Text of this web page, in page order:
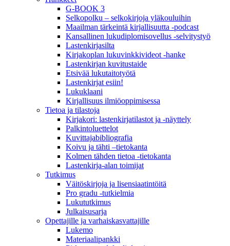
G-BOOK 3
Selkopolku – selkokirjoja yläkouluihin
Maailman tärkeintä kirjallisuutta -podcast
Kansallinen lukudiplomisovellus -selvitystyö
Lastenkirjasilta
Kirjakoplan lukuvinkkivideot -hanke
Lastenkirjan kuvitustaide
Etsivää lukutaitotyötä
Lastenkirjat esiin!
Lukuklaani
Kirjallisuus ilmiöoppimisessa
Tietoa ja tilastoja
Kirjakori: lastenkirjatilastot ja -näyttely
Palkintoluettelot
Kuvittaja­bibliografia
Koivu ja tähti –tietokanta
Kolmen tähden tietoa -tietokanta
Lastenkirja-alan toimijat
Tutkimus
Väitöskirjoja ja lisensiaatintöitä
Pro gradu -tutkielmia
Lukututkimus
Julkaisusarja
Opettajille ja varhaiskasvattajille
Lukemo
Materiaalipankki